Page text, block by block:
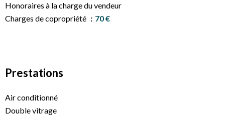
Honoraires à la charge du vendeur
Charges de copropriété
70 €
Prestations
Air conditionné
Double vitrage